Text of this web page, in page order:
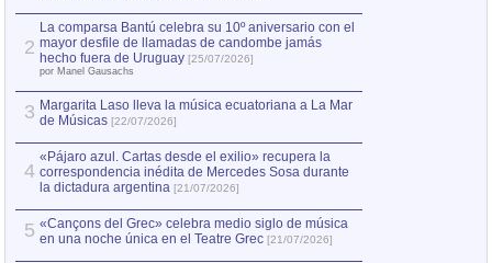
2
La comparsa Bantú celebra su 10º aniversario con el
mayor desfile de llamadas de candombe jamás
hecho fuera de Uruguay [25/07/2026]
por Manel Gausachs
3 Margarita Laso lleva la música ecuatoriana a La Mar
de Músicas [22/07/2026]
4
«Pájaro azul. Cartas desde el exilio» recupera la
correspondencia inédita de Mercedes Sosa durante
la dictadura argentina [21/07/2026]
5 «Cançons del Grec» celebra medio siglo de música
en una noche única en el Teatre Grec [21/07/2026]